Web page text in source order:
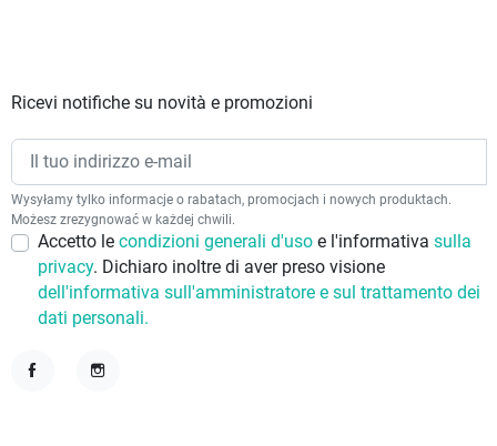
Ricevi notifiche su novità e promozioni
Wysyłamy tylko informacje o rabatach, promocjach i nowych produktach.
Możesz zrezygnować w każdej chwili.
Accetto le condizioni generali d'uso e l'informativa sulla
privacy. Dichiaro inoltre di aver preso visione
dell'informativa sull'amministratore e sul trattamento dei
dati personali.